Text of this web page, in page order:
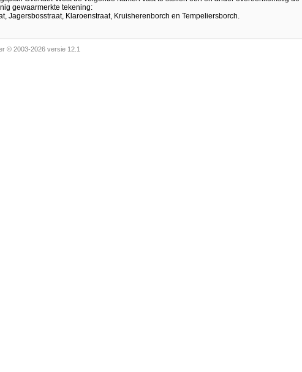
gewaarmerkte tekening:
Jagersbosstraat, Klaroenstraat, Kruisherenborch en Tempeliersborch.
© 2003-2026 versie 12.1